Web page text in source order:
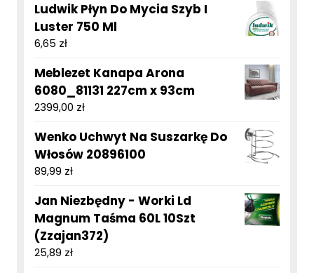
Ludwik Płyn Do Mycia Szyb I
Luster 750 Ml
6,65 zł
Meblezet Kanapa Arona
6080_81131 227cm x 93cm
2399,00 zł
Wenko Uchwyt Na Suszarkę Do
Włosów 20896100
89,99 zł
Jan Niezbędny - Worki Ld
Magnum Taśma 60L 10Szt
(Zzajan372)
25,89 zł